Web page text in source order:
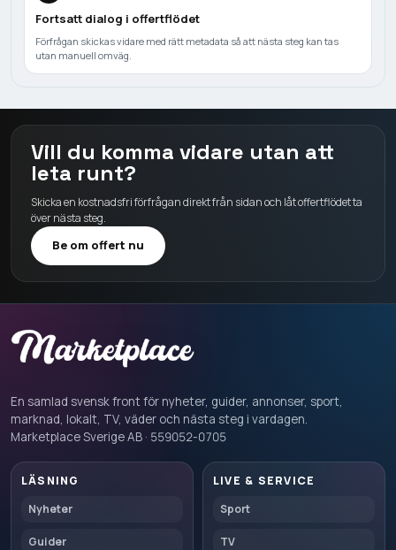
Fortsatt dialog i offertflödet
Förfrågan skickas vidare med rätt metadata så att nästa steg kan tas
utan manuell omväg.
Vill du komma vidare utan att
leta runt?
Skicka en kostnadsfri förfrågan direkt från sidan och låt offertflödet ta
över nästa steg.
Be om offert nu
En samlad svensk front för nyheter, guider, annonser, sport,
marknad, lokalt, TV, väder och nästa steg i vardagen.
Marketplace Sverige AB · 559052-0705
LÄSNING
Nyheter
Guider
LIVE & SERVICE
Sport
TV